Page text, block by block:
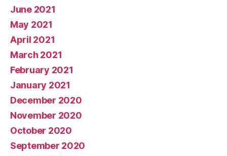
June 2021
May 2021
April 2021
March 2021
February 2021
January 2021
December 2020
November 2020
October 2020
September 2020